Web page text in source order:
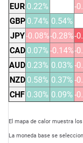
EUR 0.22% -
GBP 0.74% 0.54%
JPY-0.08%-0.28%-
CAD 0.07%-0.14%-
AUD0.23% 0.03%-
NZD 0.58% 0.37%-
CHF 0.30% 0.09%-
El mapa de calor muestra
La moneda base se